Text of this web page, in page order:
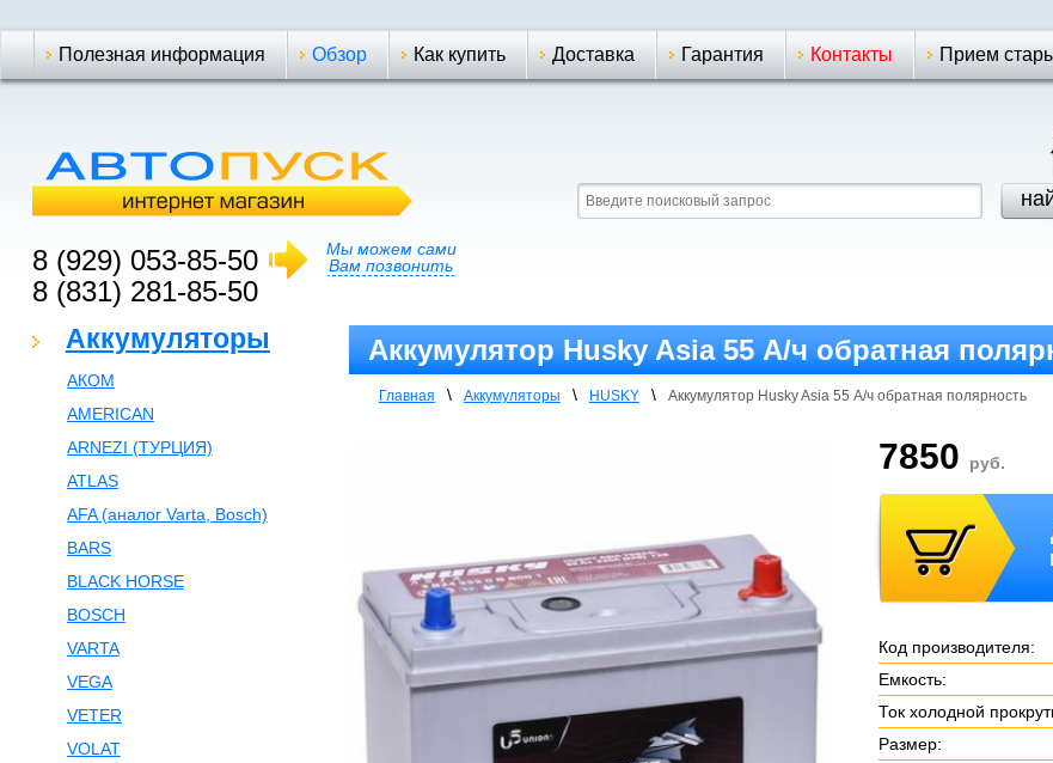
Полезная информация Обзор Как купить Доставка Гарантия Контакты Прием
8 (929) 053-85-50
8 (831) 281-85-50
Мы можем сами
Вам позвонить
Аккумуляторы
АКОМ
AMERICAN
ARNEZI (ТУРЦИЯ)
ATLAS
AFA (аналог Varta, Bosch)
BARS
BLACK HORSE
BOSCH
VARTA
VEGA
VETER
VOLAT
Аккумулятор Husky Asia 55 А/ч обратная
Главная \ Аккумуляторы \ HUSKY \ Аккумулятор Husky Asia 55 А/ч обратная полярнoсть
7850 руб.
Код производителя:
Емкость:
Ток холодной
Размер: